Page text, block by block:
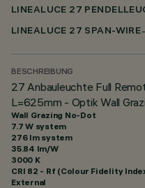
LINEALUCE 27
LINEALUCE 27 SPAN-WIRE
BESCHREIBUNG
27 Anbauleuchte Full
L=625mm - Optik Wall
Wall Grazing No-Dot
7.7 W system
276 lm system
35.84 lm/W
3000 K
CRI 82 - Rf (Colour Fidelity
External